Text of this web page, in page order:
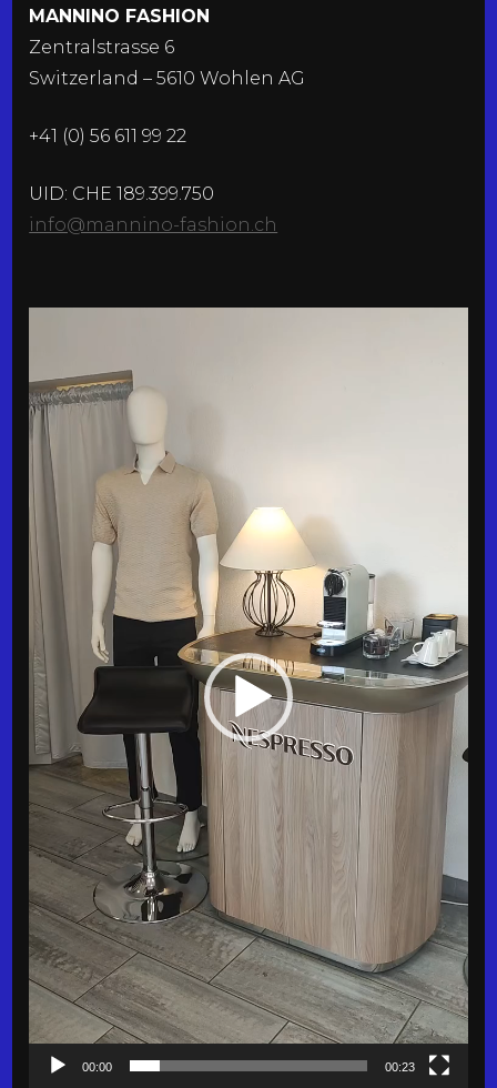
MANNINO FASHION
Zentralstrasse 6
Switzerland – 5610 Wohlen AG
+41 (0) 56 611 99 22
UID: CHE 189.399.750
info@mannino-fashion.ch
00:00 00:23